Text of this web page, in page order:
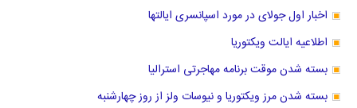
اخبار اول جولای در مورد اسپانسری ایالتها
اطلاعیه ایالت ویکتوریا
بسته شدن موقت برنامه مهاجرتی استرالیا
بسته شدن مرز ویکتوریا و نیوسات ولز از روز چهارشنبه